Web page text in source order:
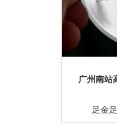
广州南站
足金